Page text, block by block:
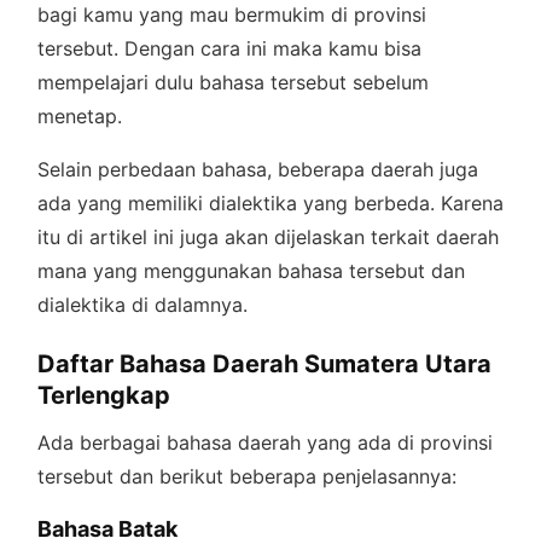
bagi kamu yang mau bermukim di provinsi
tersebut. Dengan cara ini maka kamu bisa
mempelajari dulu bahasa tersebut sebelum
menetap.
Selain perbedaan bahasa, beberapa daerah juga
ada yang memiliki dialektika yang berbeda. Karena
itu di artikel ini juga akan dijelaskan terkait daerah
mana yang menggunakan bahasa tersebut dan
dialektika di dalamnya.
Daftar Bahasa Daerah Sumatera Utara
Terlengkap
Ada berbagai bahasa daerah yang ada di provinsi
tersebut dan berikut beberapa penjelasannya:
Bahasa Batak